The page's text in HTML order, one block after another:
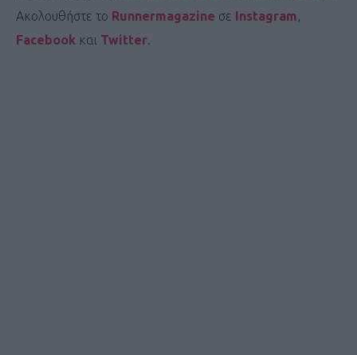
Ακολουθήστε το Runnermagazine σε Instagram,
Facebook και Twitter.